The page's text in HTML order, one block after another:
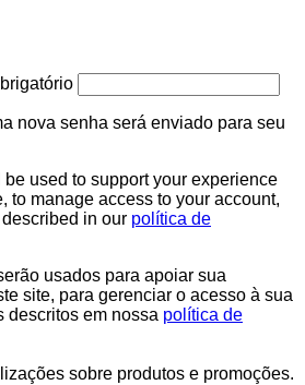
nova senha será enviado para seu
used to support your experience
to manage access to your account,
in our política de
usados para apoiar sua
site, para gerenciar o acesso à sua
descritos em nossa política de
sobre produtos e promoções.